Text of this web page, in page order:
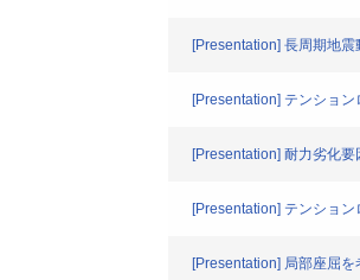
[Presentation] 長周期地
[Presentation] テンショ
[Presentation] 耐力劣化
[Presentation] テンショ
[Presentation] 局部座屈